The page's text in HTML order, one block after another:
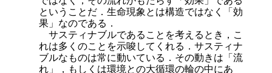
ということだ．生命現象とは構造ではなく「効
果」なのである．
サスティナブルであることを考えるとき，こ
れは多くのことを示唆してくれる．サスティナ
ブルなものは常に動いている．その動きは「流
れ」，もしくは環境との大循環の輪の中にあ